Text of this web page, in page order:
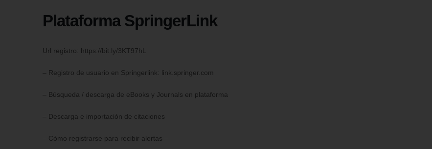
Plataforma SpringerLink
Url registro: https://bit.ly/3KT97hL
– Registro de usuario en Springerlink: link.springer.com
– Búsqueda / descarga de eBooks y Journals en plataforma
– Descarga e importación de citaciones
– Cómo registrarse para recibir alertas –